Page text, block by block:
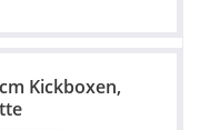
Kickboxen,